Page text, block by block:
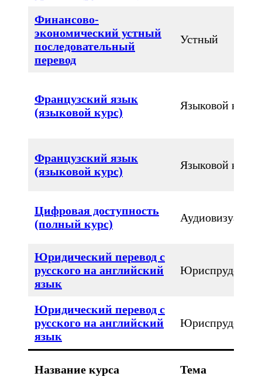
Финансово-
экономический устный
последовательный
перевод
Устный
Французский язык
(языковой курс)
Языковой курс
Французский язык
(языковой курс)
Языковой курс
Цифровая доступность
(полный курс)
Юридический перевод с
русского на английский
язык
Юридический перевод с
русского на английский
язык
Название курса Тема